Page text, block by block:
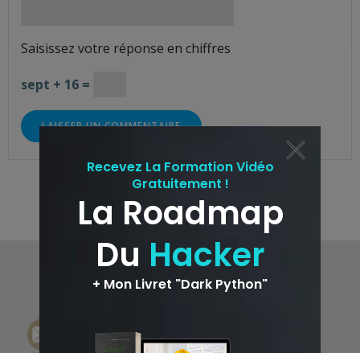
Saisissez votre réponse en chiffres
sept + 16 =
© 2026 HackinGeeK. Created for free using